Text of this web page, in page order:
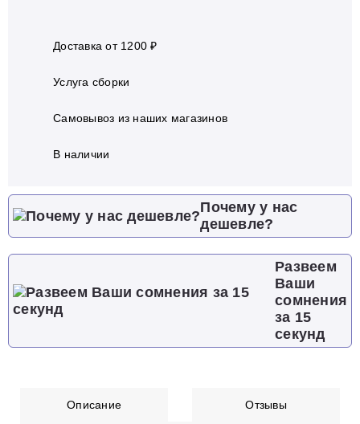
Доставка от 1200 ₽
Услуга сборки
Самовывоз из наших магазинов
В наличии
Почему у нас
дешевле?
Развеем
Ваши
сомнения
за 15
секунд
Описание Отзывы